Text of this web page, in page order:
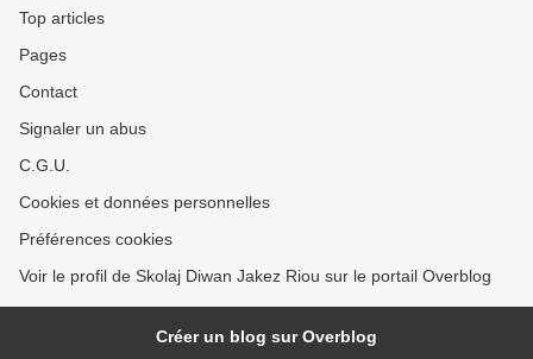
Top articles
Pages
Contact
Signaler un abus
C.G.U.
Cookies et données personnelles
Préférences cookies
Voir le profil de Skolaj Diwan Jakez Riou sur le portail Overblog
Créer un blog sur Overblog